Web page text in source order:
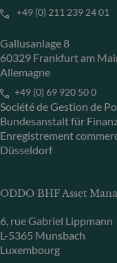
+49 (0) 211 239 24 01
Gallusanlage 8
60329 Frankfurt am
Allemagne
+49 (0) 69 920 50 0
Société de Gestion de
Bundesanstalt für
Enregistrement
Düsseldorf
ODDO BHF Asset
6, rue Gabriel Lippmann
L-5365 Munsbach
Luxembourg